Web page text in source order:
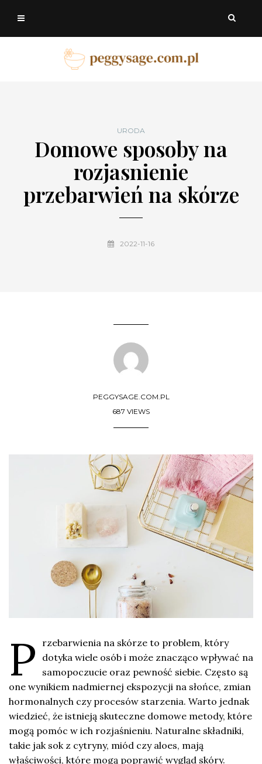
URODA
Domowe sposoby na
rozjasnienie
przebarwień na skórze
2022-11-16
PEGGYSAGE.COM.PL
687 VIEWS
P
rzebarwienia na skórze to problem, który
dotyka wiele osób i może znacząco wpływać na
samopoczucie oraz pewność siebie. Często są
one wynikiem nadmiernej ekspozycji na słońce, zmian
hormonalnych czy procesów starzenia. Warto jednak
wiedzieć, że istnieją skuteczne domowe metody, które
mogą pomóc w ich rozjaśnieniu. Naturalne składniki,
takie jak sok z cytryny, miód czy aloes, mają
właściwości, które mogą poprawić wygląd skóry.